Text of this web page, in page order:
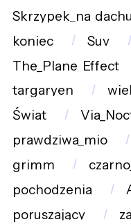
Skrzypek_na_dachu
koniec
Suv
The_Plane_Effect
targaryen
Świat
prawdziwa_mio
grimm
pochodzenia
poruszający